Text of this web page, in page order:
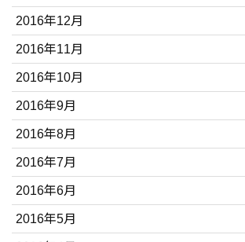
2016年12月
2016年11月
2016年10月
2016年9月
2016年8月
2016年7月
2016年6月
2016年5月